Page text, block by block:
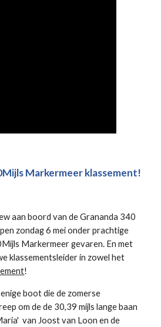
Markermeer klassement!
aan boord van de Grananda 340
zondag 6 mei onder prachtige
Markermeer gevaren. En met
klassementsleider in zowel het
!
boot die de zomerse
om de de 30,39 mijls lange baan
van Joost van Loon en de